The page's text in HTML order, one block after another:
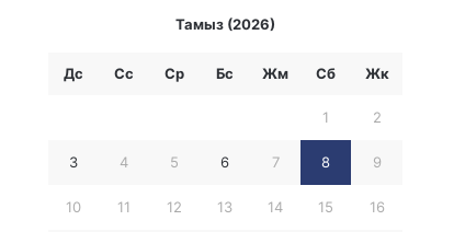
Тамыз (2026)
Дс Сс Ср Бc Жм Сб Жк
1 2
3 4 5 6 7 8 9
10 11 12 13 14 15 16